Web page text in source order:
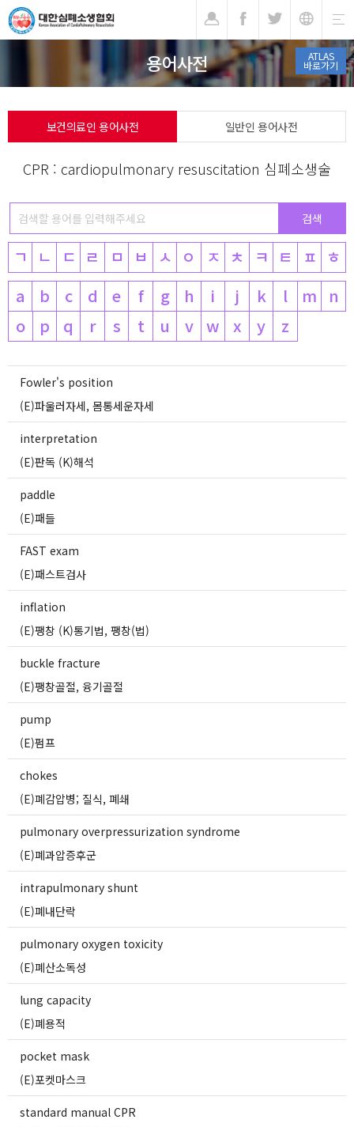
ATLAS
바로가기
용어사전
보건의료인 용어사전 일반인 용어사전
CPR : cardiopulmonary resuscitation 심폐소생술
ㄱ ㄴ ㄷ ㄹ ㅁ ㅂ ㅅ ㅇ ㅈ ㅊ ㅋ ㅌ ㅍ ㅎ
a
b c d e f g h i j k l m
n
o
p q r s t u v w x y z
Fowler's position
(E)파울러자세, 몸통세운자세
interpretation
(E)판독 (K)해석
paddle
(E)패들
FAST exam
(E)패스트검사
inflation
(E)팽창 (K)통기법, 팽창(법)
buckle fracture
(E)팽창골절, 융기골절
pump
(E)펌프
chokes
(E)폐감압병; 질식, 폐쇄
pulmonary overpressurization syndrome
(E)폐과압증후군
intrapulmonary shunt
(E)폐내단락
pulmonary oxygen toxicity
(E)폐산소독성
lung capacity
(E)폐용적
pocket mask
(E)포켓마스크
standard manual CPR